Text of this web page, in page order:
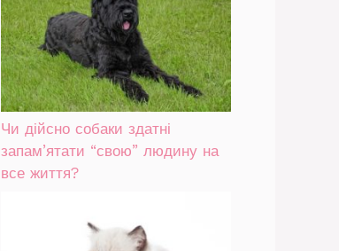
Чи дійсно собаки здатні
запам’ятати “свою” людину на
все життя?